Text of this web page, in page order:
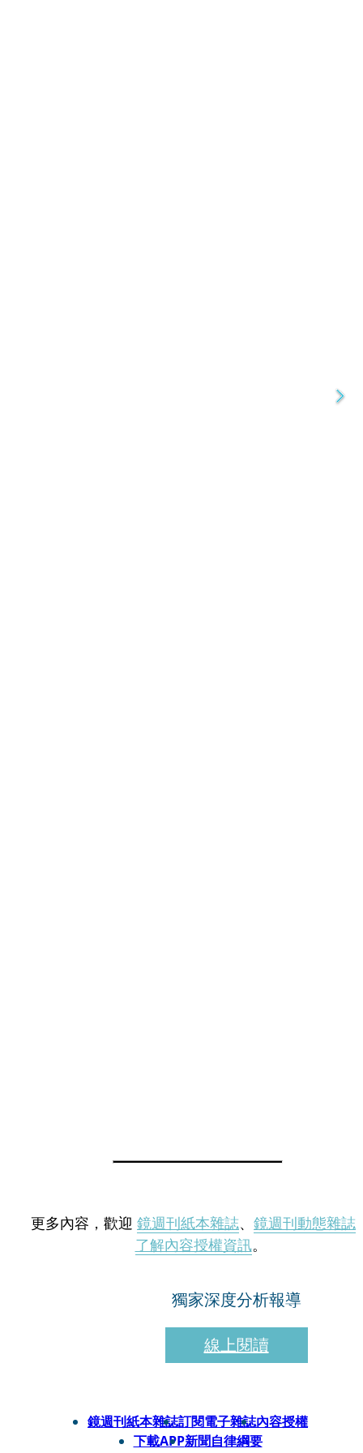
更多內容，歡迎 鏡週刊紙本雜誌、 鏡週刊動態雜誌
了解內容授權資訊。
獨家深度分析報導
線上閱讀
鏡週刊紙本雜誌訂閱電子雜誌內容授權
下載APP新聞自律綱要